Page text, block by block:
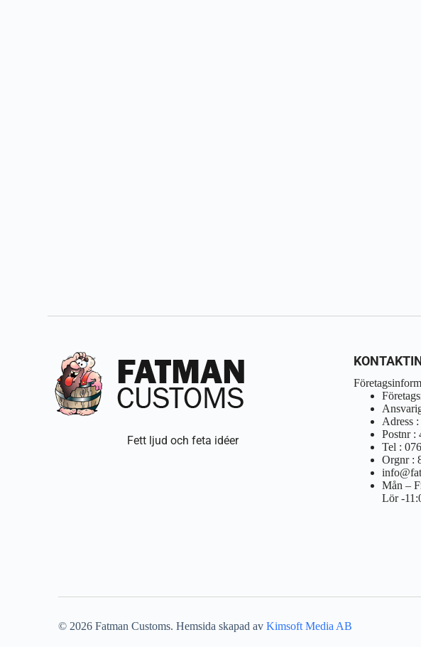
Fett ljud och feta idéer
Adress
Postnr :
Tel :
Orgnr :
Mån –
Lör -
© 2026 Fatman Customs. Hemsida skapad avKimsoft Media AB